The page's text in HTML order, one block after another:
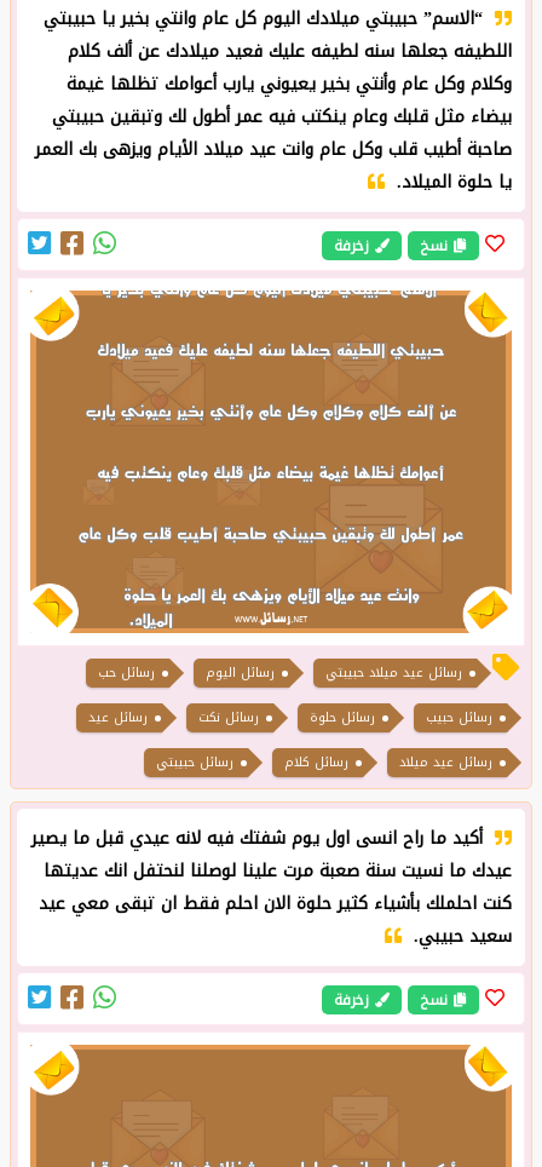
“الاسم” حبيبتي ميلادك اليوم كل عام وانتي بخير يا حبيبتي
اللطيفه جعلها سنه لطيفه عليك فعيد ميلادك عن ألف كلام
وكلام وكل عام وأنتي بخير يعيوني يارب أعوامك تظلها غيمة
بيضاء مثل قلبك وعام ينكتب فيه عمر أطول لك وتبقين حبيبتي
صاحبة أطيب قلب وكل عام وانت عيد ميلاد الأيام ويزهى بك العمر
يا حلوة الميلاد.
نسخ زخرفة
رسائل عيد ميلاد حبيبتي رسائل اليوم
رسائل حب
رسائل حبيب
رسائل حلوة رسائل نكت
رسائل عيد
رسائل عيد ميلاد
رسائل كلام رسائل حبيبتي
أكيد ما راح انسى اول يوم شفتك فيه لانه عيدي قبل ما يصير
عيدك ما نسيت سنة صعبة مرت علينا لوصلنا لنحتفل انك عديتها
كنت احلملك بأشياء كثير حلوة الان احلم فقط ان تبقى معي عيد
سعيد حبيبي.
نسخ زخرفة